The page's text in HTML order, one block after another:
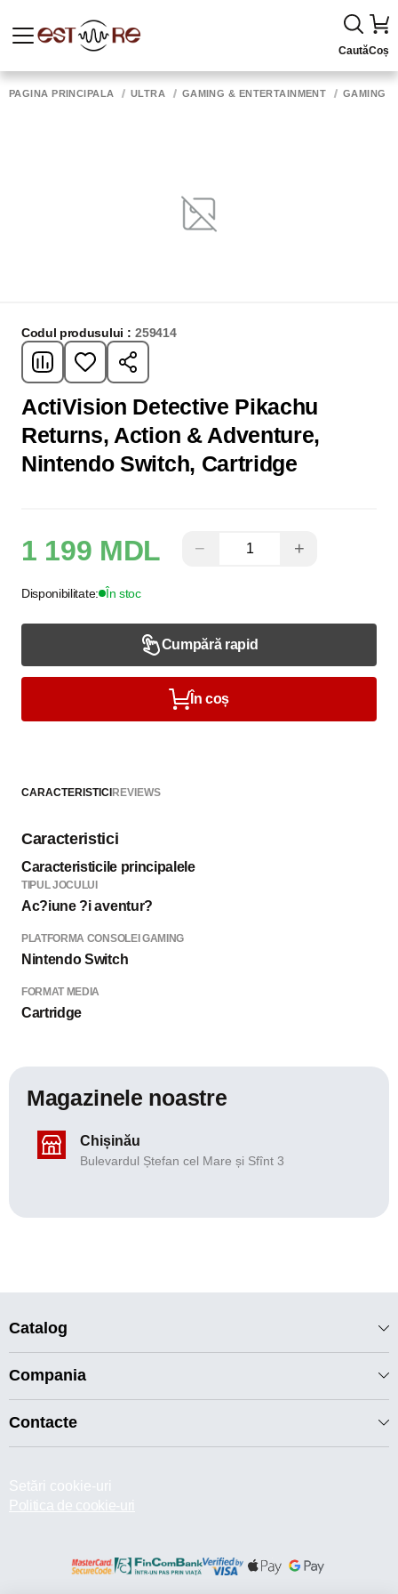
CautăCoș
PAGINA PRINCIPALĂ ULTRA GAMING & ENTERTAINMENT GAMING
Codul produsului : 259414
ActiVision Detective Pikachu
Returns, Action & Adventure,
Nintendo Switch, Cartridge
1 199 MDL − +
Disponibilitate: În stoc
Cumpără rapid
În coș
CARACTERISTICIREVIEWS
Caracteristici
Caracteristicile principalele
TIPUL JOCULUI
Ac?iune ?i aventur?
PLATFORMA CONSOLEI GAMING
Nintendo Switch
FORMAT MEDIA
Cartridge
Magazinele noastre
Chișinău
Bulevardul Ștefan cel Mare și Sfînt 3
Catalog
Compania
Contacte
Setări cookie-uri
Politica de cookie-uri